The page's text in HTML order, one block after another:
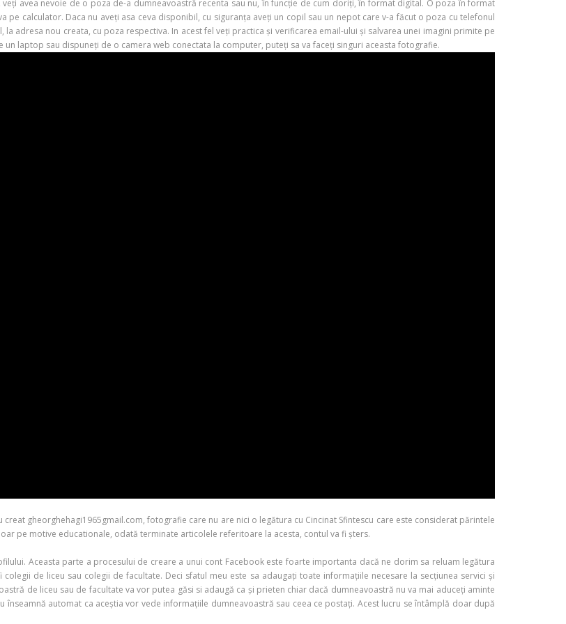
avea nevoie de o poza de-a dumneavoastră recenta sau nu, în funcție de cum doriți, în format digital. O poza în format
calculator. Daca nu aveți asa ceva disponibil, cu siguranța aveți un copil sau un nepot care v-a făcut o poza cu telefonul
adresa nou creata, cu poza respectiva. In acest fel veți practica și verificarea email-ului și salvarea unei imagini primite pe
laptop sau dispuneți de o camera web conectata la computer, puteți sa va faceți singuri aceasta fotografie.
gheorghehagi1965gmail.com, fotografie care nu are nici o legătura cu Cincinat Sfintescu care este considerat părintele
pe motive educationale, odată terminate articolele referitoare la acesta, contul va fi șters.
Aceasta parte a procesului de creare a unui cont Facebook este foarte importanta dacă ne dorim sa reluam legătura
de liceu sau colegii de facultate. Deci sfatul meu este sa adaugați toate informațiile necesare la secțiunea servici și
de liceu sau de facultate va vor putea găsi si adaugă ca și prieten chiar dacă dumneavoastră nu va mai aduceți aminte
înseamnă automat ca aceștia vor vede informațiile dumneavoastră sau ceea ce postați. Acest lucru se întâmplă doar după